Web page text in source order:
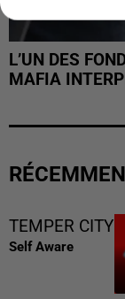
L’UN DES
MAFIA
TEMPER CITY
Self Aware